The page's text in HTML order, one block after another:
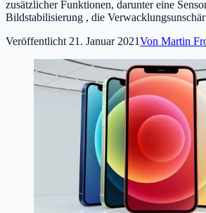
zusätzlicher Funktionen, darunter eine
Bildstabilisierung , die
Veröffentlicht 21. Januar 2021Von Martin